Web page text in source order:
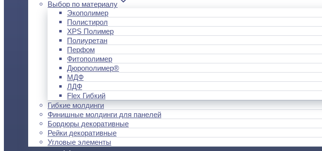
Выбор по материалу
Экополимер
Полистирол
XPS Полимер
Полиуретан
Перфом
Фитополимер
Дюрополимер®
МДФ
ЛДФ
Flex Гибкий
Гибкие молдинги
Финишные молдинги для панелей
Бордюры декоративные
Рейки декоративные
Угловые элементы